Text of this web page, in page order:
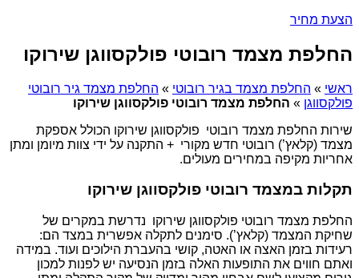
הצעת מחיר
החלפת מצמד רובוטי פולקסווגן שירוקו
ראשי » החלפת מצמד בגיר רובוטי » החלפת מצמד גיר רובוטי
פולקסווגן » החלפת מצמד רובוטי פולקסווגן שירוקו
שירות החלפת מצמד רובוטי פולקסווגן שירוקו הכולל אספקת
מצמד (קלאץ’) רובוטי חדש מקורי + התקנה על ידי צוות מיומן ומתן
אחריות מקיפה במחירים מעולים.
תקלות במצמד רובוטי פולקסווגן שירוקו
החלפת מצמד רובוטי פולקסווגן שירוקו נדרשת במקרים של
שחיקת המצמד (קלאץ’). סימנים לתקלה אפשרית במצד הם:
רעידות בזמן האצה או האטה, קושי בהעברת הילוכים ועוד. במידה
ואתם חווים את התופעות האלה בזמן הנסיעה יש לפנות למכון